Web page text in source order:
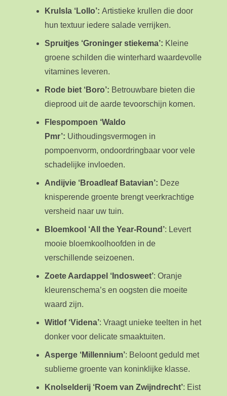
Krulsla ‘Lollo’: Artistieke krullen die door
hun textuur iedere salade verrijken.
Spruitjes ‘Groninger stiekema’: Kleine
groene schilden die winterhard waardevolle
vitamines leveren.
Rode biet ‘Boro’: Betrouwbare bieten die
dieprood uit de aarde tevoorschijn komen.
Flespompoen ‘Waldo
Pmr’: Uithoudingsvermogen in
pompoenvorm, ondoordringbaar voor vele
schadelijke invloeden.
Andijvie ‘Broadleaf Batavian’: Deze
knisperende groente brengt veerkrachtige
versheid naar uw tuin.
Bloemkool ‘All the Year-Round’: Levert
mooie bloemkoolhoofden in de
verschillende seizoenen.
Zoete Aardappel ‘Indosweet’: Oranje
kleurenschema’s en oogsten die moeite
waard zijn.
Witlof ‘Videna’: Vraagt unieke teelten in het
donker voor delicate smaaktuiten.
Asperge ‘Millennium’: Beloont geduld met
sublieme groente van koninklijke klasse.
Knolselderij ‘Roem van Zwijndrecht’: Eist